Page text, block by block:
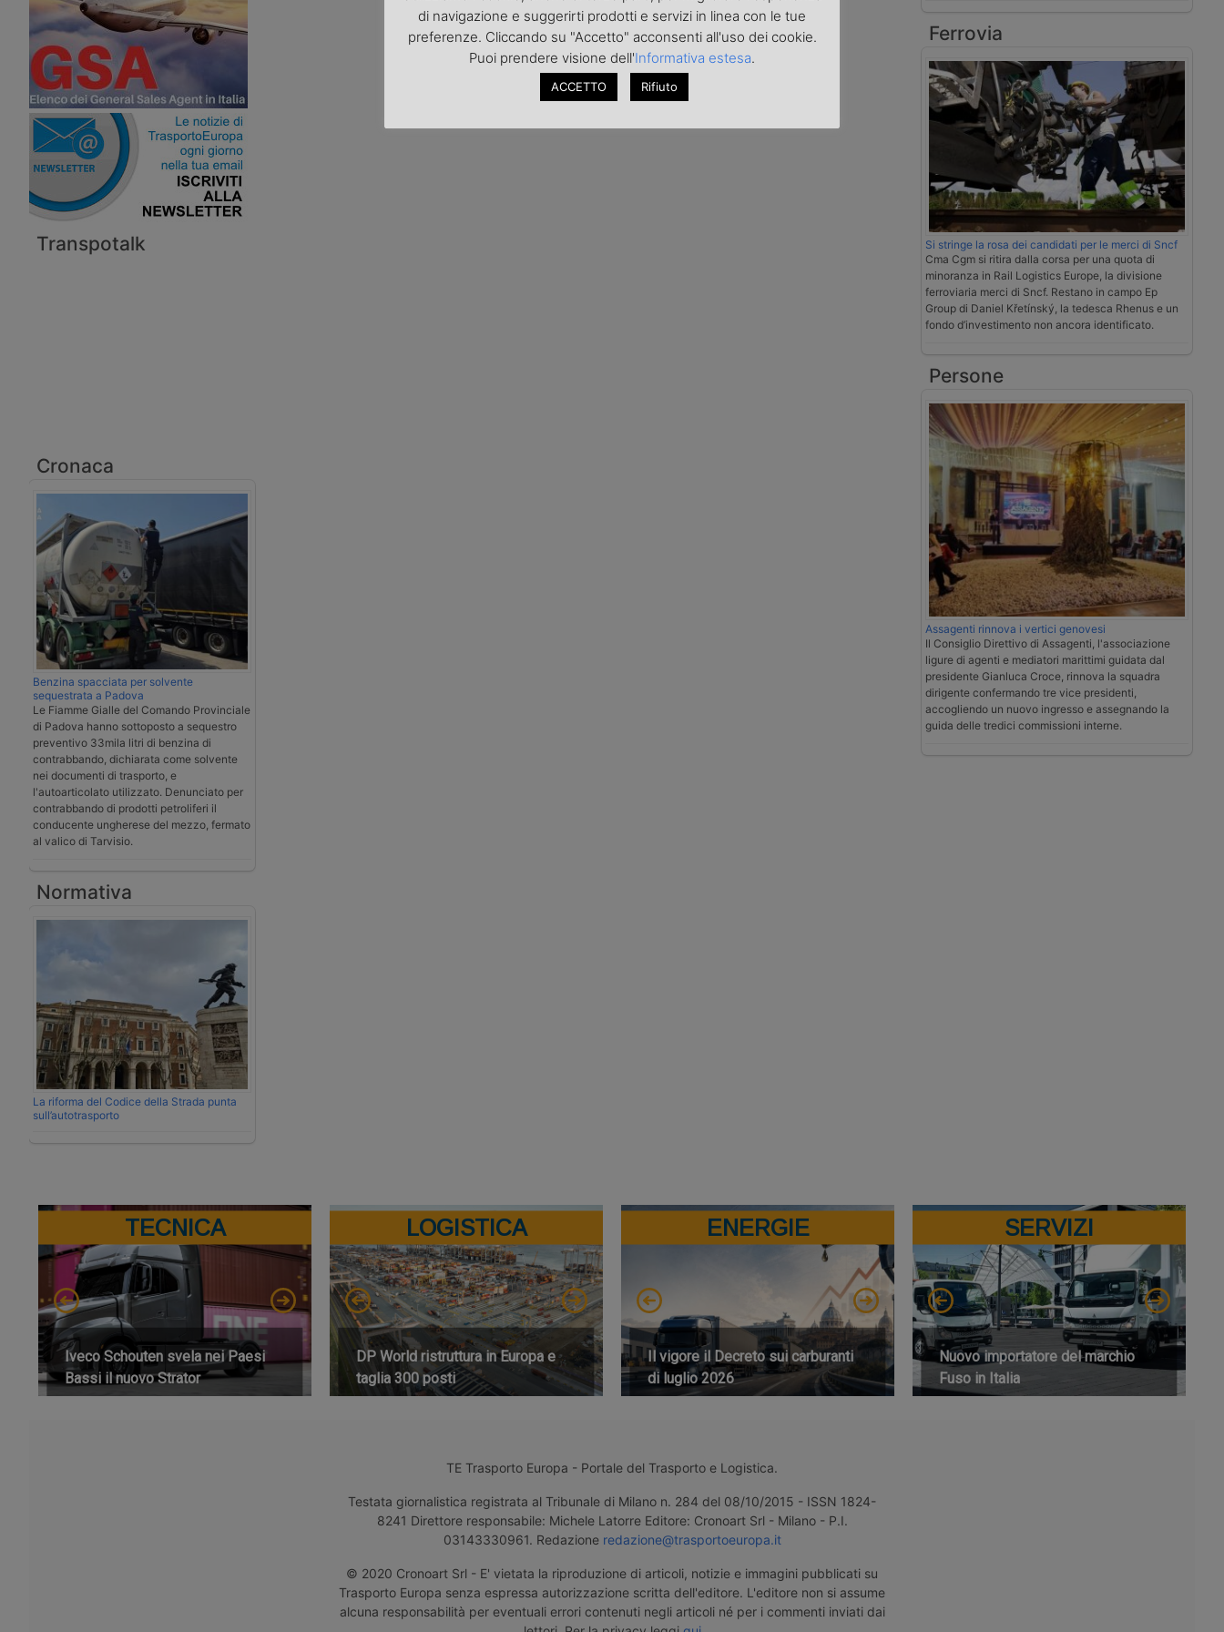
Transpotalk
Cronaca
Benzina spacciata per solvente
sequestrata a Padova
Le Fiamme Gialle del Comando Provinciale
di Padova hanno sottoposto a sequestro
preventivo 33mila litri di benzina di
contrabbando, dichiarata come solvente
nei documenti di trasporto, e
l'autoarticolato utilizzato. Denunciato per
contrabbando di prodotti petroliferi il
conducente ungherese del mezzo, fermato
al valico di Tarvisio.
Normativa
La riforma del Codice della Strada punta
sull’autotrasporto
Ferrovia
Si stringe la rosa dei candidati per le merci di Sncf
Cma Cgm si ritira dalla corsa per una quota di
minoranza in Rail Logistics Europe, la divisione
ferroviaria merci di Sncf. Restano in campo Ep
Group di Daniel Křetínský, la tedesca Rhenus e un
fondo d’investimento non ancora identificato.
Persone
Assagenti rinnova i vertici genovesi
Il Consiglio Direttivo di Assagenti, l'associazione
ligure di agenti e mediatori marittimi guidata dal
presidente Gianluca Croce, rinnova la squadra
dirigente confermando tre vice presidenti,
accogliendo un nuovo ingresso e assegnando la
guida delle tredici commissioni interne.
TECNICA
Iveco Schouten svela nei Paesi
Bassi il nuovo Strator
LOGISTICA
DP World ristruttura in Europa e
taglia 300 posti
ENERGIE
Il vigore il Decreto sui carburanti
di luglio 2026
SERVIZI
Nuovo importatore del marchio
Fuso in Italia
TE Trasporto Europa - Portale del Trasporto e Logistica.
Testata giornalistica registrata al Tribunale di Milano n. 284 del 08/10/2015 - ISSN 1824-
8241 Direttore responsabile: Michele Latorre Editore: Cronoart Srl - Milano - P.I.
03143330961. Redazione redazione@trasportoeuropa.it
© 2020 Cronoart Srl - E' vietata la riproduzione di articoli, notizie e immagini pubblicati su
Trasporto Europa senza espressa autorizzazione scritta dell'editore. L'editore non si assume
alcuna responsabilità per eventuali errori contenuti negli articoli né per i commenti inviati dai
di navigazione e suggerirti prodotti e servizi in linea con le tue
preferenze. Cliccando su "Accetto" acconsenti all'uso dei cookie.
Puoi prendere visione dell'Informativa estesa.
ACCETTO Rifiuto